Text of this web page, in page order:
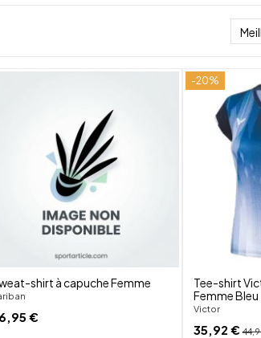
shirt à capuche Femme
€
-20%
Tee-shirt
Femme Bleu
Victor
35,92 €